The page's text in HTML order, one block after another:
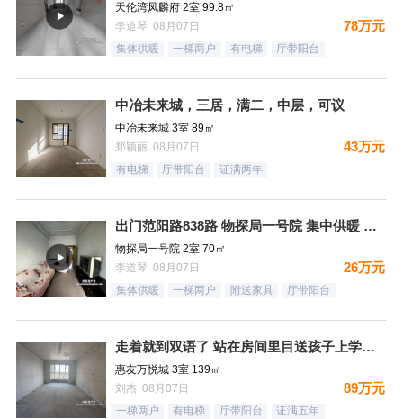
天伦湾凤麟府 2室 99.8㎡
李道琴 08月07日
78万元
集体供暖 一梯两户 有电梯 厅带阳台
中冶未来城，三居，满二，中层，可议
中冶未来城 3室 89㎡
郑颖丽 08月07日
43万元
有电梯 厅带阳台 证满两年
出门范阳路838路 物探局一号院 集中供暖 送车位 正规两居
物探局一号院 2室 70㎡
李道琴 08月07日
26万元
集体供暖 一梯两户 附送家具 厅带阳台
走着就到双语了 站在房间里目送孩子上学是一件多么幸福的事情
惠友万悦城 3室 139㎡
刘杰 08月07日
89万元
一梯两户 有电梯 厅带阳台 证满五年